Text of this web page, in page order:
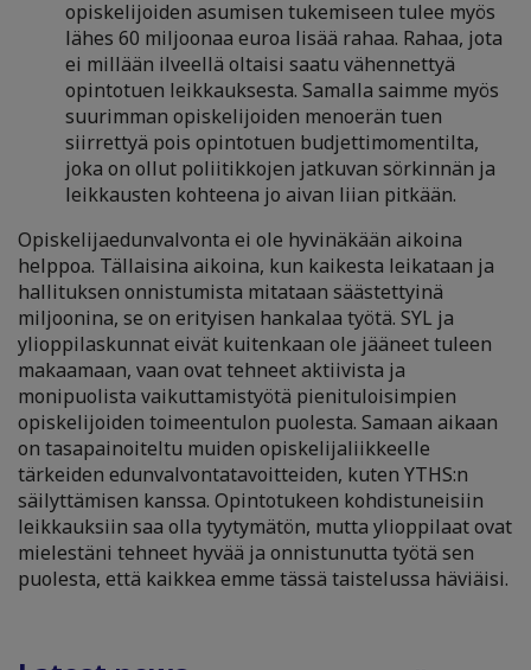
opiskelijoiden asumisen tukemiseen tulee myös
lähes 60 miljoonaa euroa lisää rahaa. Rahaa, jota
ei millään ilveellä oltaisi saatu vähennettyä
opintotuen leikkauksesta. Samalla saimme myös
suurimman opiskelijoiden menoerän tuen
siirrettyä pois opintotuen budjettimomentilta,
joka on ollut poliitikkojen jatkuvan sörkinnän ja
leikkausten kohteena jo aivan liian pitkään.
Opiskelijaedunvalvonta ei ole hyvinäkään aikoina
helppoa. Tällaisina aikoina, kun kaikesta leikataan ja
hallituksen onnistumista mitataan säästettyinä
miljoonina, se on erityisen hankalaa työtä. SYL ja
ylioppilaskunnat eivät kuitenkaan ole jääneet tuleen
makaamaan, vaan ovat tehneet aktiivista ja
monipuolista vaikuttamistyötä pienituloisimpien
opiskelijoiden toimeentulon puolesta. Samaan aikaan
on tasapainoiteltu muiden opiskelijaliikkeelle
tärkeiden edunvalvontatavoitteiden, kuten YTHS:n
säilyttämisen kanssa. Opintotukeen kohdistuneisiin
leikkauksiin saa olla tyytymätön, mutta ylioppilaat ovat
mielestäni tehneet hyvää ja onnistunutta työtä sen
puolesta, että kaikkea emme tässä taistelussa häviäisi.